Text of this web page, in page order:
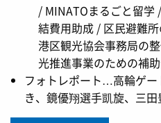
/ MINATOまるごと留学
結費用助成 / 区民避難
港区観光協会事務局の
光推進事業のための補
フォトレポート…高輪ゲー
き、鏡優翔選手凱旋、三